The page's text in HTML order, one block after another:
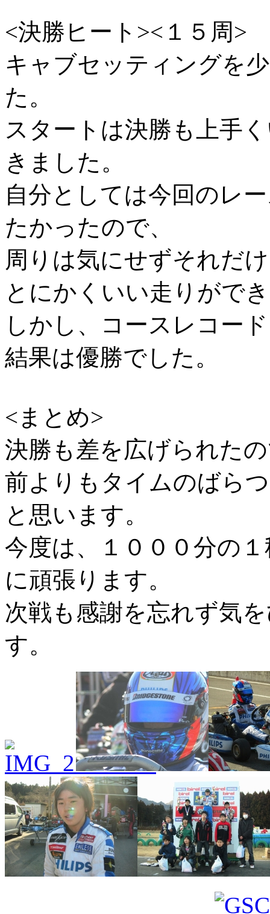
<決勝ヒート><１５周>
キャブセッティングを
た。
スタートは決勝も上手
きました。
自分としては今回のレ
たかったので、
周りは気にせずそれだ
とにかくいい走りがで
しかし、コースレコー
結果は優勝でした。
<まとめ>
決勝も差を広げられた
前よりもタイムのばら
と思います。
今度は、１０００分の
に頑張ります。
次戦も感謝を忘れず気
す。